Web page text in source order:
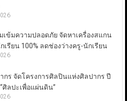
เข้มความปลอดภัย จัดหาเครื่องสแกน
เรียน 100% ลดช่องว่างครู-นักเรียน
กร จัดโครงการศิลปินแห่งศิลปากร ปี
ศิลปะเพื่อแผ่นดิน”